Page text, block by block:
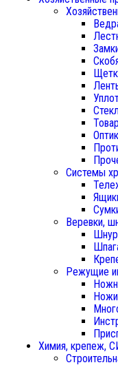
Системы
Веревки,
Режущие
Ножи
Химия, крепеж,